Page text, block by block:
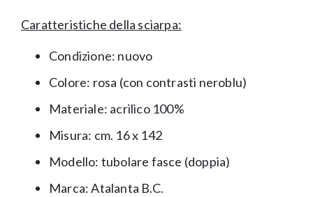
Caratteristiche della sciarpa:
Condizione: nuovo
Colore: rosa (con contrasti neroblu)
Materiale: acrilico 100%
Misura: cm. 16 x 142
Modello: tubolare fasce (doppia)
Marca:Atalanta B.C.